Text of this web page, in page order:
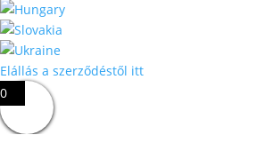
Elállás a szerződéstől itt
0